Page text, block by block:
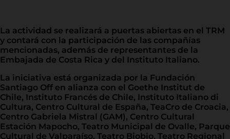
La actividad se realizará a puertas abiertas en el TRM
y contará con la participación de las compañías
mencionadas, además de representantes de la
Embajada de Costa Rica y del Instituto Italiano.
La iniciativa está organizada por la Fundación
Santiago Off en alianza con el Goethe Institut de
Chile, Instituto Francés de Chile, Instituto Italiano di
Cultura, Centro Cultural de España, TeaCro de Croacia​,
Centro Gabriela Mistral (GAM)​, Centro Cultural
Estación Mapocho​, Teatro Municipal de Ovalle​, Parque
Cultural de Valparaíso​, Teatro Biobio​, Teatro Regional